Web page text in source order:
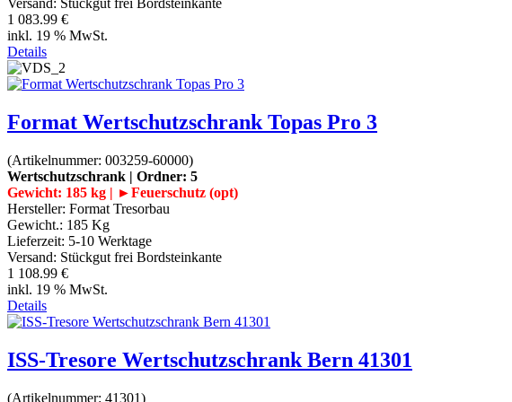
Versand: Stückgut frei Bordsteinkante
1 083.99 €
inkl. 19 % MwSt.
Details
Format Wertschutzschrank Topas Pro 3
(Artikelnummer: 003259-60000)
Wertschutzschrank | Ordner: 5
Gewicht: 185 kg | ►Feuerschutz (opt)
Hersteller: Format Tresorbau
Gewicht.: 185 Kg
Lieferzeit: 5-10 Werktage
Versand: Stückgut frei Bordsteinkante
1 108.99 €
inkl. 19 % MwSt.
Details
ISS-Tresore Wertschutzschrank Bern 41301
(Artikelnummer: 41301)